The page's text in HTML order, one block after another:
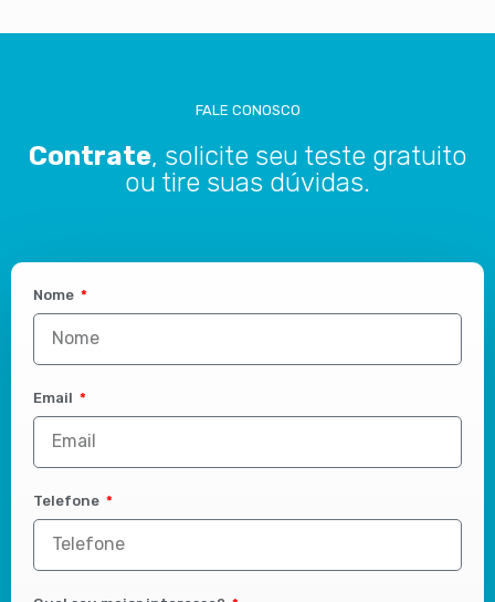
FALE CONOSCO
Contrate, solicite seu teste gratuito
ou tire suas dúvidas.
Nome
Email
Telefone